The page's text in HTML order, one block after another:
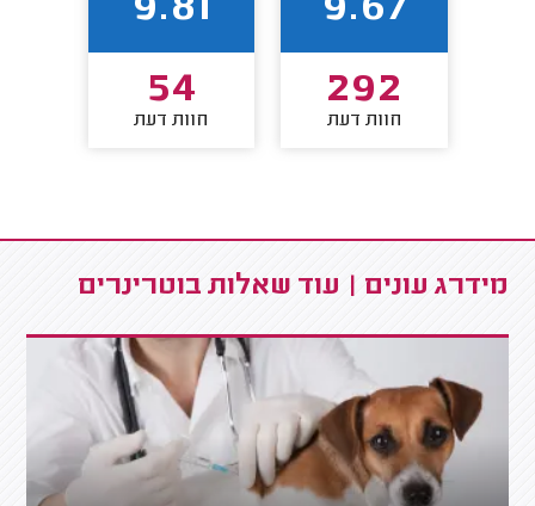
9.67
292
חוות דעת
9.81
54
חוות דעת
מידרג עונים | עוד שאלות בוטרינרים